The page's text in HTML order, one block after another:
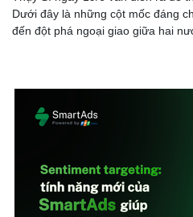
Dưới đây là những cột mốc đáng
đến đột phá ngoại giao giữa hai